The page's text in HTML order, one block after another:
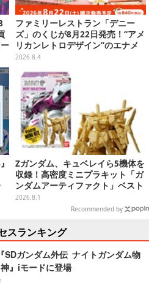
ファミリーレストラン「デニー
ズ」のくじが8月22日発売！“アメ
リカンレトロデザイン”のエナメ
ルバッグやTシャツなど、日常使
2026.8.4
Zガンダム、キュベレイら5機体を
収録！高密度ミニプラキット「ガ
ンダムアーティファクト」ベスト
セレクションが10月発売
2026.8.1
Recommended by
スランキング
SDガンダム外伝 ナイトガンダム物
』iモードに登場